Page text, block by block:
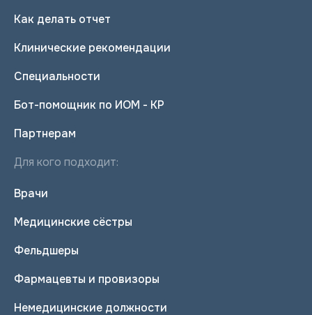
Как делать отчет
Клинические рекомендации
Специальности
Бот-помощник по ИОМ - КР
Партнерам
Для кого подходит:
Врачи
Медицинские сёстры
Фельдшеры
Фармацевты и провизоры
Немедицинские должности